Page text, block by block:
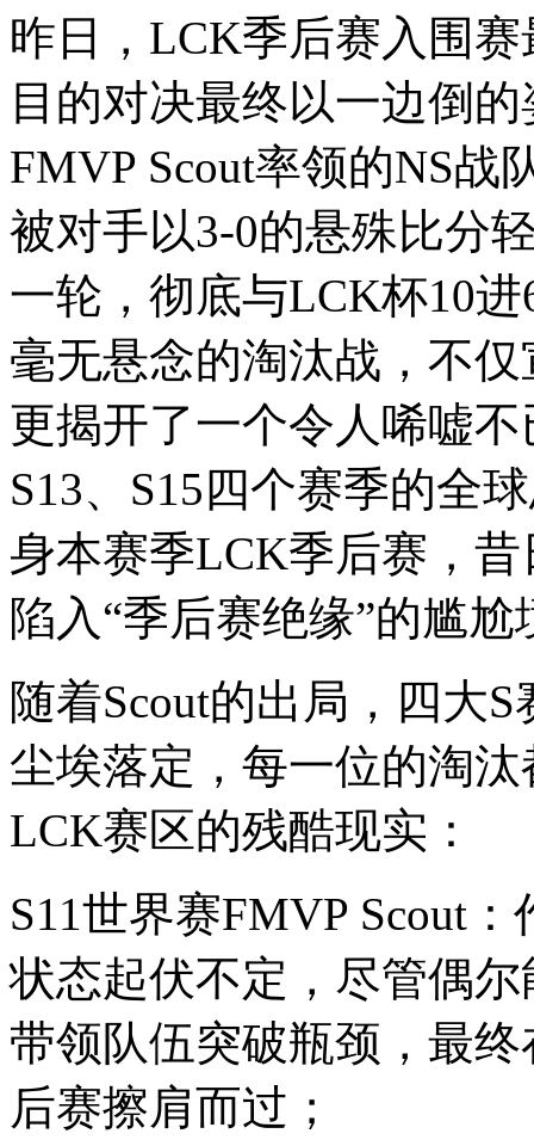
昨日，LCK季后赛入围
目的对决最终以一边倒
FMVP Scout率领的NS
被对手以3-0的悬殊比分
一轮，彻底与LCK杯10
毫无悬念的淘汰战，不
更揭开了一个令人唏嘘
S13、S15四个赛季的全
身本赛季LCK季后赛，
陷入“季后赛绝缘”的尴尬
随着Scout的出局，四大
尘埃落定，每一位的淘
LCK赛区的残酷现实：
S11世界赛FMVP Scout
状态起伏不定，尽管偶
带领队伍突破瓶颈，最
后赛擦肩而过；